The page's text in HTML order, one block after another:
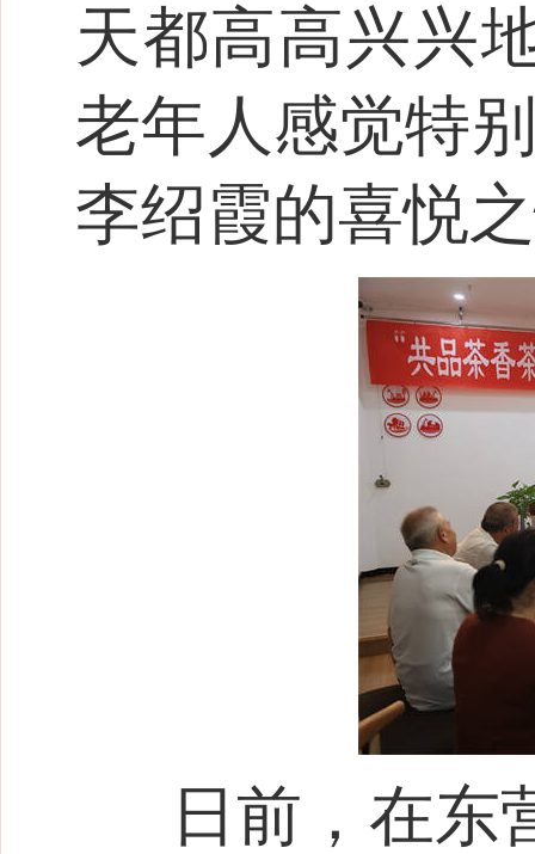
天都高高兴兴
老年人感觉特
李绍霞的喜悦
日前，在东